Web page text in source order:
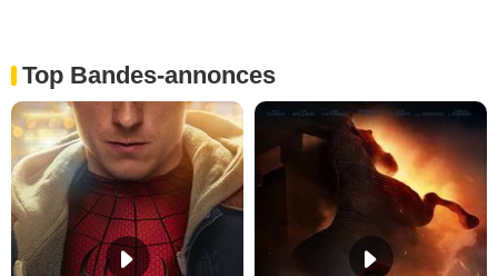
Top Bandes-annonces